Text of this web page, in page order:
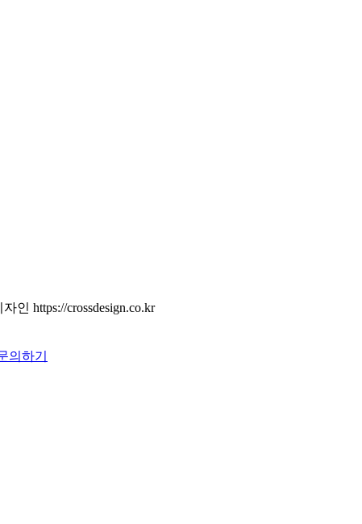
https://crossdesign.co.kr
의하기